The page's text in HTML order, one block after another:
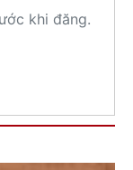
khi đăng.